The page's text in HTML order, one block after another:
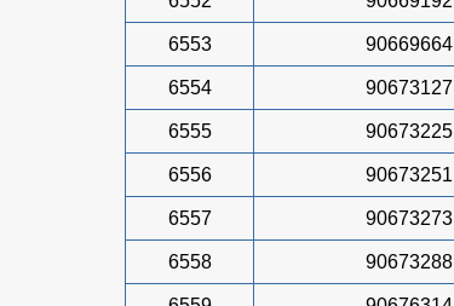
6553 90669664
6554 90673127
6555 90673225
6556 90673251
6557 90673273
6558 90673288